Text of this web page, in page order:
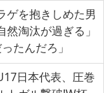
ゲを抱きしめた男
淘汰が過ぎる」
たんだろ」
日本代表、圧巻